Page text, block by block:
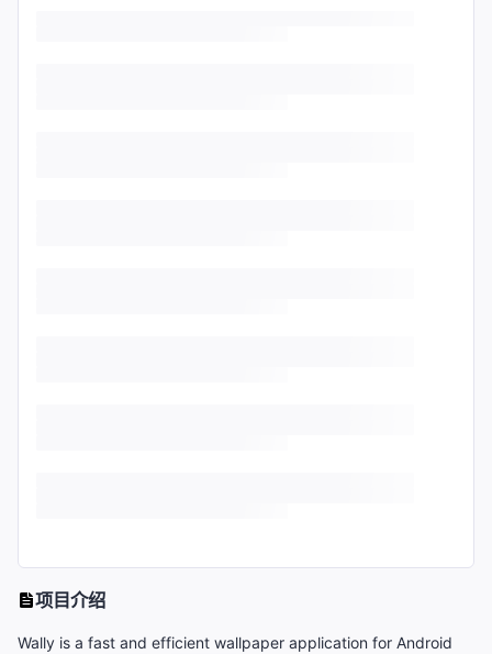
项目介绍
Wally is a fast and efficient wallpaper application for Android